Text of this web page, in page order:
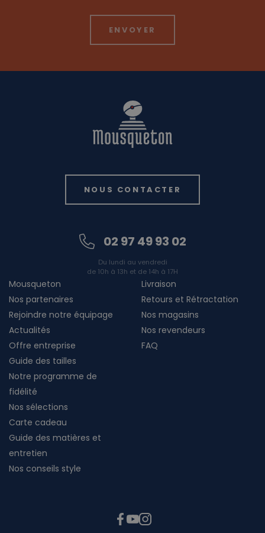
NOUS CONTACTER
02 97 49 93 02
Du lundi au vendredi
de 10h à 13h et de 14h à 17H
Mousqueton
Nos partenaires
Rejoindre notre équipage
Actualités
Offre entreprise
Livraison
Retours et Rétractation
Nos magasins
Nos revendeurs
FAQ
Guide des tailles
Notre programme de
fidélité
Nos sélections
Carte cadeau
Guide des matières et
entretien
Nos conseils style